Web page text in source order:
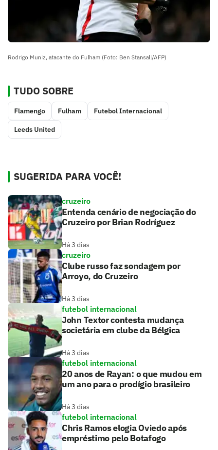
Rodrigo Muniz, atacante do Fulham (Foto: Ben Stansall/AFP)
TUDO SOBRE
Flamengo Fulham Futebol Internacional
Leeds United
SUGERIDA PARA VOCÊ!
cruzeiro
Entenda cenário de negociação do
Cruzeiro por Brian Rodríguez
Há 3 dias
cruzeiro
Clube russo faz sondagem por
Arroyo, do Cruzeiro
Há 3 dias
futebol internacional
John Textor contesta mudança
societária em clube da Bélgica
Há 3 dias
futebol internacional
20 anos de Rayan: o que mudou em
um ano para o prodígio brasileiro
Há 3 dias
futebol internacional
Chris Ramos elogia Oviedo após
empréstimo pelo Botafogo